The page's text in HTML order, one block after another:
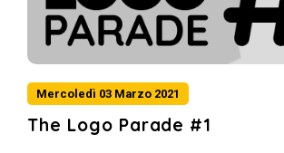
Mercoledì 03 Marzo 2021
The Logo Parade #1